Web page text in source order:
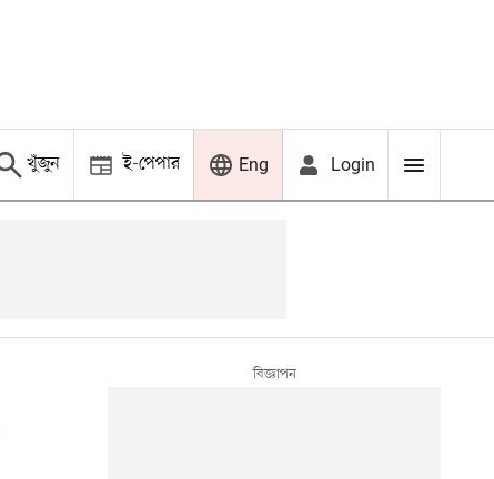
খুঁজুন ই-পেপার Eng Login